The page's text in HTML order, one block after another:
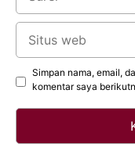
Simpan nama, email,
komentar saya